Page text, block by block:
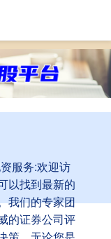
服务:欢迎访
以找到最新的
我们的专家团
的证券公司评